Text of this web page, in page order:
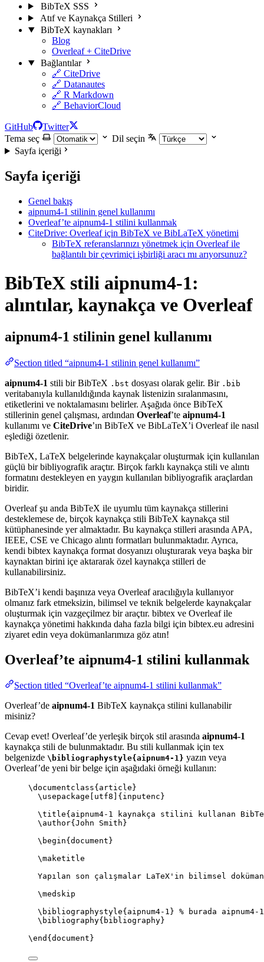
BibTeX SSS
Atıf ve Kaynakça Stilleri
BibTeX kaynakları
Blog
Overleaf + CiteDrive
Bağlantılar
🔗 CiteDrive
🔗 Datanautes
🔗 R Markdown
🔗 BehaviorCloud
GitHub
Twitter
Tema seç
Dil seçin
Sayfa içeriği
Sayfa içeriği
Genel bakış
aipnum4-1 stilinin genel kullanımı
Overleaf’te aipnum4-1 stilini kullanmak
CiteDrive: Overleaf için BibTeX ve BibLaTeX yönetimi
BibTeX referanslarınızı yönetmek için Overleaf ile
bağlantılı bir çevrimiçi işbirliği aracı mı arıyorsunuz?
BibTeX stili aipnum4-1:
alıntılar, kaynakça ve Overleaf
aipnum4-1 stilinin genel kullanımı
Section titled “aipnum4-1 stilinin genel kullanımı”
aipnum4-1 stili bir BibTeX .bst dosyası olarak gelir. Bir .bib
veritabanıyla kullanıldığında kaynak listenizin sıralanmasını,
etiketlerini ve noktalamasını belirler. Aşağıda önce BibTeX
stillerinin genel çalışması, ardından Overleaf’te aipnum4-1
kullanımı ve CiteDrive’ın BibTeX ve BibLaTeX’i Overleaf ile nasıl
eşlediği özetlenir.
BibTeX, LaTeX belgelerinde kaynakçalar oluşturmak için kullanılan
güçlü bir bibliyografik araçtır. Birçok farklı kaynakça stili ve alıntı
formatını destekleyen en yaygın kullanılan bibliyografik araçlardan
biridir.
Overleaf şu anda BibTeX ile uyumlu tüm kaynakça stillerini
desteklemese de, birçok kaynakça stili BibTeX kaynakça stil
kütüphanesinde yer almaktadır. Bu kaynakça stilleri arasında APA,
IEEE, CSE ve Chicago alıntı formatları bulunmaktadır. Ayrıca,
kendi bibtex kaynakça format dosyanızı oluşturarak veya başka bir
kaynaktan birini içe aktararak özel kaynakça stilleri de
kullanabilirsiniz.
BibTeX’i kendi başınıza veya Overleaf aracılığıyla kullanıyor
olmanız fark etmeksizin, bilimsel ve teknik belgelerde kaynakçalar
oluşturmak için vazgeçilmez bir araçtır. bibtex ve Overleaf ile
kaynakça yönetimi hakkında daha fazla bilgi için bibtex.eu adresini
ziyaret edin veya dokümanlarımıza göz atın!
Overleaf’te aipnum4-1 stilini kullanmak
Section titled “Overleaf’te aipnum4-1 stilini kullanmak”
Overleaf’de aipnum4-1 BibTeX kaynakça stilini kullanabilir
misiniz?
Cevap evet! Overleaf’de yerleşik birçok stil arasında aipnum4-1
kaynakça stili de bulunmaktadır. Bu stili kullanmak için tex
belgenizde \bibliographystyle{aipnum4-1} yazın veya
Overleaf’de yeni bir belge için aşağıdaki örneği kullanın:
\documentclass{ article }
\usepackage
utf8 ]{ inputenc }
\title{aipnum4-1 kaynakça stilini kullanan
\author{John Smith}
\begin{ document }
\maketitle
Yapılan son çalışmalar LaTeX'in bilimsel
\medskip
\bibliographystyle{aipnum4-1} % burada
\bibliography{bibliography}
\end { document }